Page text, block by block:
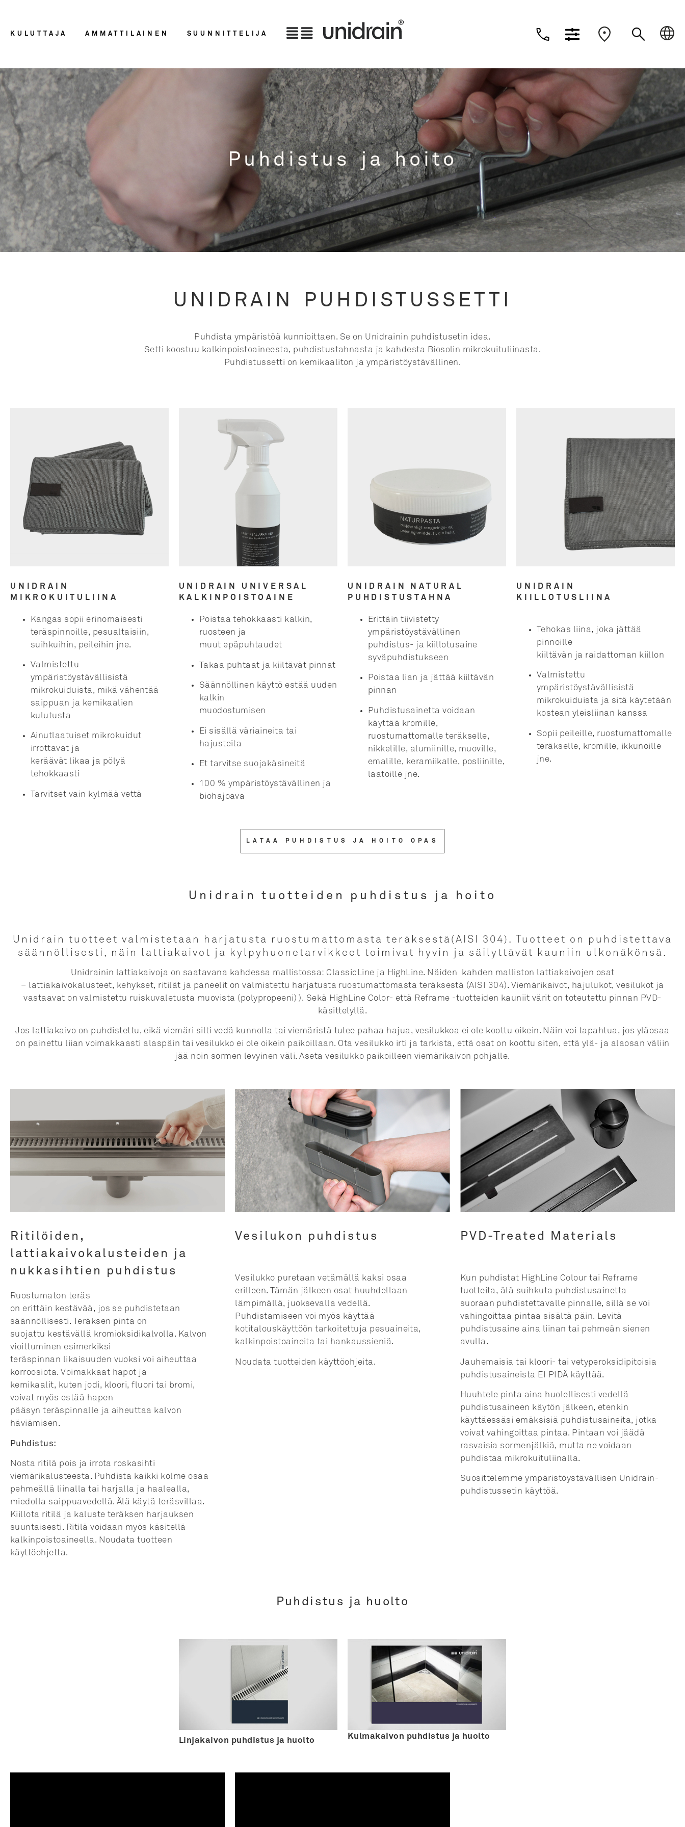
KULUTTAJA AMMATTILAINEN SUUNNITTELIJA Suomi
Nederlands
Puhdistus ja hoito
UNIDRAIN PUHDISTUSSETTI
Puhdista ympäristöä kunnioittaen. Se on Unidrainin puhdistusetin idea.
Setti koostuu kalkinpoistoaineesta, puhdistustahnasta ja kahdesta Biosolin mikrokuituliinasta.
Puhdistussetti on kemikaaliton ja ympäristöystävällinen.
UNIDRAIN
MIKROKUITULIINA
Kangas sopii erinomaisesti
teräspinnoille, pesualtaisiin,
suihkuihin, peileihin jne.
Valmistettu
ympäristöystävällisistä
mikrokuiduista, mikä vähentää
saippuan ja kemikaalien
kulutusta
Ainutlaatuiset mikrokuidut
irrottavat ja
keräävät likaa ja pölyä
tehokkaasti
Tarvitset vain kylmää vettä
UNIDRAIN UNIVERSAL
KALKINPOISTOAINE
Poistaa tehokkaasti kalkin,
ruosteen ja
muut epäpuhtaudet
Takaa puhtaat ja kiiltävät pinnat
Säännöllinen käyttö estää uuden
kalkin
muodostumisen
Ei sisällä väriaineita tai
hajusteita
Et tarvitse suojakäsineitä
100 % ympäristöystävällinen ja
biohajoava
UNIDRAIN NATURAL
PUHDISTUSTAHNA
Erittäin tiivistetty
ympäristöystävällinen
puhdistus- ja kiillotusaine
syväpuhdistukseen
Poistaa lian ja jättää kiiltävän
pinnan
Puhdistusainetta voidaan
käyttää kromille,
ruostumattomalle teräkselle,
nikkelille, alumiinille, muoville,
emalille, keramiikalle, posliinille,
laatoille jne.
UNIDRAIN
KIILLOTUSLIINA
Tehokas liina, joka jättää
pinnoille
kiiltävän ja raidattoman kiillon
Valmistettu
ympäristöystävällisistä
mikrokuiduista ja sitä käytetään
kostean yleisliinan kanssa
Sopii peileille, ruostumattomalle
teräkselle, kromille, ikkunoille
jne.
LATAA PUHDISTUS JA HOITO OPAS
Unidrain tuotteiden puhdistus ja hoito
Unidrain tuotteet valmistetaan harjatusta ruostumattomasta teräksestä(AISI 304). Tuotteet on puhdistettava
säännöllisesti, näin lattiakaivot ja kylpyhuonetarvikkeet toimivat hyvin ja säilyttävät kauniin ulkonäkönsä.
Unidrainin lattiakaivoja on saatavana kahdessa mallistossa: ClassicLine ja HighLine. Näiden kahden malliston lattiakaivojen osat
– lattiakaivokalusteet, kehykset, ritilät ja paneelit on valmistettu harjatusta ruostumattomasta teräksestä (AISI 304). Viemärikaivot, hajulukot, vesilukot ja
vastaavat on valmistettu ruiskuvaletusta muovista (polypropeeni) ). Sekä HighLine Color- että Reframe -tuotteiden kauniit värit on toteutettu pinnan PVD-
käsittelyllä.
Jos lattiakaivo on puhdistettu, eikä viemäri silti vedä kunnolla tai viemäristä tulee pahaa hajua, vesilukkoa ei ole koottu oikein. Näin voi tapahtua, jos yläosaa
on painettu liian voimakkaasti alaspäin tai vesilukko ei ole oikein paikoillaan. Ota vesilukko irti ja tarkista, että osat on koottu siten, että ylä- ja alaosan väliin
jää noin sormen levyinen väli. Aseta vesilukko paikoilleen viemärikaivon pohjalle.
Ritilöiden,
lattiakaivokalusteiden ja
nukkasihtien puhdistus
Ruostumaton teräs
on erittäin kestävää, jos se puhdistetaan
säännöllisesti. Teräksen pinta on
suojattu kestävällä kromioksidikalvolla. Kalvon
vioittuminen esimerkiksi
teräspinnan likaisuuden vuoksi voi aiheuttaa
korroosiota. Voimakkaat hapot ja
kemikaalit, kuten jodi, kloori, fluori tai bromi,
voivat myös estää hapen
pääsyn teräspinnalle ja aiheuttaa kalvon
häviämisen.
Puhdistus:
Nosta ritilä pois ja irrota roskasihti
viemärikalusteesta. Puhdista kaikki kolme osaa
pehmeällä liinalla tai harjalla ja haalealla,
miedolla saippuavedellä. Älä käytä teräsvillaa.
Kiillota ritilä ja kaluste teräksen harjauksen
suuntaisesti. Ritilä voidaan myös käsitellä
kalkinpoistoaineella. Noudata tuotteen
käyttöohjetta.
Vesilukon puhdistus
Vesilukko puretaan vetämällä kaksi osaa
erilleen. Tämän jälkeen osat huuhdellaan
lämpimällä, juoksevalla vedellä.
Puhdistamiseen voi myös käyttää
kotitalouskäyttöön tarkoitettuja pesuaineita,
kalkinpoistoaineita tai hankaussieniä.
Noudata tuotteiden käyttöohjeita.
PVD-Treated Materials
Kun puhdistat HighLine Colour tai Reframe
tuotteita, älä suihkuta puhdistusainetta
suoraan puhdistettavalle pinnalle, sillä se voi
vahingoittaa pintaa sisältä päin. Levitä
puhdistusaine aina liinan tai pehmeän sienen
avulla.
Jauhemaisia tai kloori- tai vetyperoksidipitoisia
puhdistusaineista EI PIDÄ käyttää.
Huuhtele pinta aina huolellisesti vedellä
puhdistusaineen käytön jälkeen, etenkin
käyttäessäsi emäksisiä puhdistusaineita, jotka
voivat vahingoittaa pintaa. Pintaan voi jäädä
rasvaisia sormenjälkiä, mutta ne voidaan
puhdistaa mikrokuituliinalla.
Suosittelemme ympäristöystävällisen Unidrain-
puhdistussetin käyttöä.
Puhdistus ja huolto
Linjakaivon puhdistus ja huolto Kulmakaivon puhdistus ja huolto